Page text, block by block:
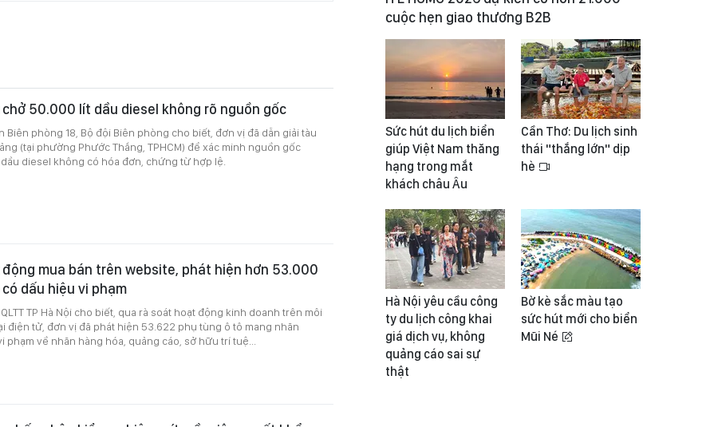
50.000 lít dầu diesel không rõ nguồn gốc
Biên phòng 18, Bộ đội Biên phòng cho biết, đơn vị đã dẫn giải tàu
(tại phường Phước Thắng, TPHCM) để xác minh nguồn gốc
diesel không có hóa đơn, chứng từ hợp lệ.
mua bán trên website, phát hiện hơn 53.000
dấu hiệu vi phạm
TP Hà Nội cho biết, qua rà soát hoạt động kinh doanh trên môi
điện tử, đơn vị đã phát hiện 53.622 phụ tùng ô tô mang nhãn
phạm về nhãn hàng hóa, quảng cáo, sở hữu trí tuệ...
cuộc hẹn giao thương B2B
Sức hút du lịch biển
giúp Việt Nam thăng
hạng trong mắt
khách châu Âu
Cần Thơ: Du lịch sinh
thái "thắng lớn" dịp
hè
Hà Nội yêu cầu công
ty du lịch công khai
giá dịch vụ, không
quảng cáo sai sự
thật
Bờ kè sắc màu tạo
sức hút mới cho biển
Mũi Né